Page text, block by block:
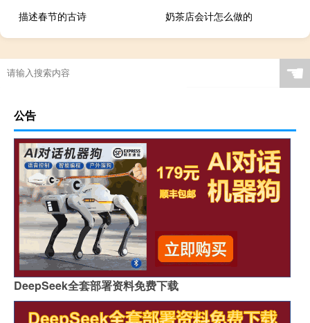
描述春节的古诗 奶茶店会计怎么做的
☚
公告
DeepSeek全套部署资料免费下载